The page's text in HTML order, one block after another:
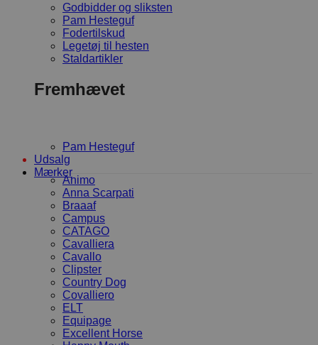
Godbidder og sliksten
Pam Hesteguf
Fodertilskud
Legetøj til hesten
Staldartikler
Fremhævet
Pam Hesteguf
Udsalg
Mærker
Animo
Anna Scarpati
Braaaf
Campus
CATAGO
Cavalliera
Cavallo
Clipster
Country Dog
Covalliero
ELT
Equipage
Excellent Horse